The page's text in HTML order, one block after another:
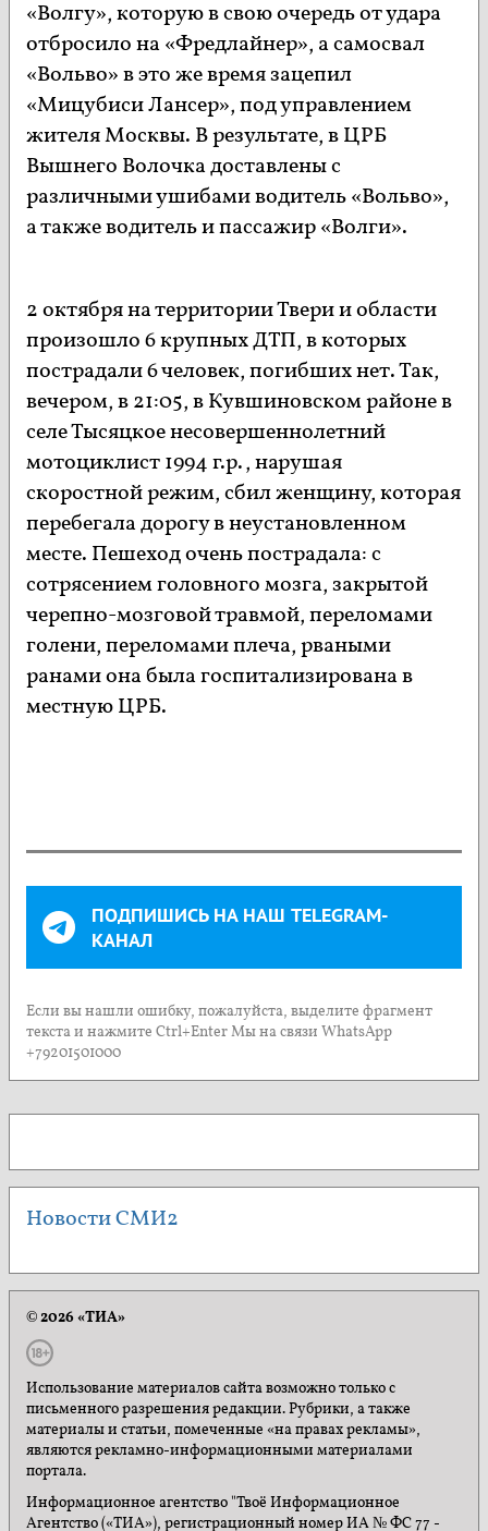
«Волгу», которую в свою очередь от удара
отбросило на «Фредлайнер», а самосвал
«Вольво» в это же время зацепил
«Мицубиси Лансер», под управлением
жителя Москвы. В результате, в ЦРБ
Вышнего Волочка доставлены с
различными ушибами водитель «Вольво»,
а также водитель и пассажир «Волги».
2 октября на территории Твери и области
произошло 6 крупных ДТП, в которых
пострадали 6 человек, погибших нет. Так,
вечером, в 21:05, в Кувшиновском районе в
селе Тысяцкое несовершеннолетний
мотоциклист 1994 г.р., нарушая
скоростной режим, сбил женщину, которая
перебегала дорогу в неустановленном
месте. Пешеход очень пострадала: с
сотрясением головного мозга, закрытой
черепно-мозговой травмой, переломами
голени, переломами плеча, рваными
ранами она была госпитализирована в
местную ЦРБ.
ПОДПИШИСЬ НА НАШ TELEGRAM-
КАНАЛ
Если вы нашли ошибку, пожалуйста, выделите фрагмент
текста и нажмите Ctrl+Enter Мы на связи WhatsApp
+79201501000
Новости СМИ2
© 2026 «ТИА»
Использование материалов сайта возможно только с
письменного разрешения редакции. Рубрики, а также
материалы и статьи, помеченные «на правах рекламы»,
являются рекламно-информационными материалами
портала.
Информационное агентство "Твоё Информационное
Агентство («ТИА»), регистрационный номер ИА № ФС 77 -